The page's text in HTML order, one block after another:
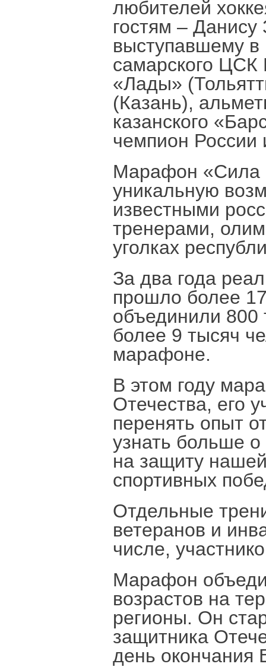
любителей
гостям – Данису
выступавшему в
самарского ЦСК
«Лады»
(Казань),
казанского
чемпион России
Марафон «Сила
уникальную
известными
тренерами,
уголках
За два года
прошло более
объединили 800
более 9 тысяч
марафоне.
В этом году
Отечества, его
перенять опыт
узнать больше о
на защиту
спортивных
Отдельные
ветеранов и
числе,
Марафон
возрастов на
регионы. Он
защитника
день окончания